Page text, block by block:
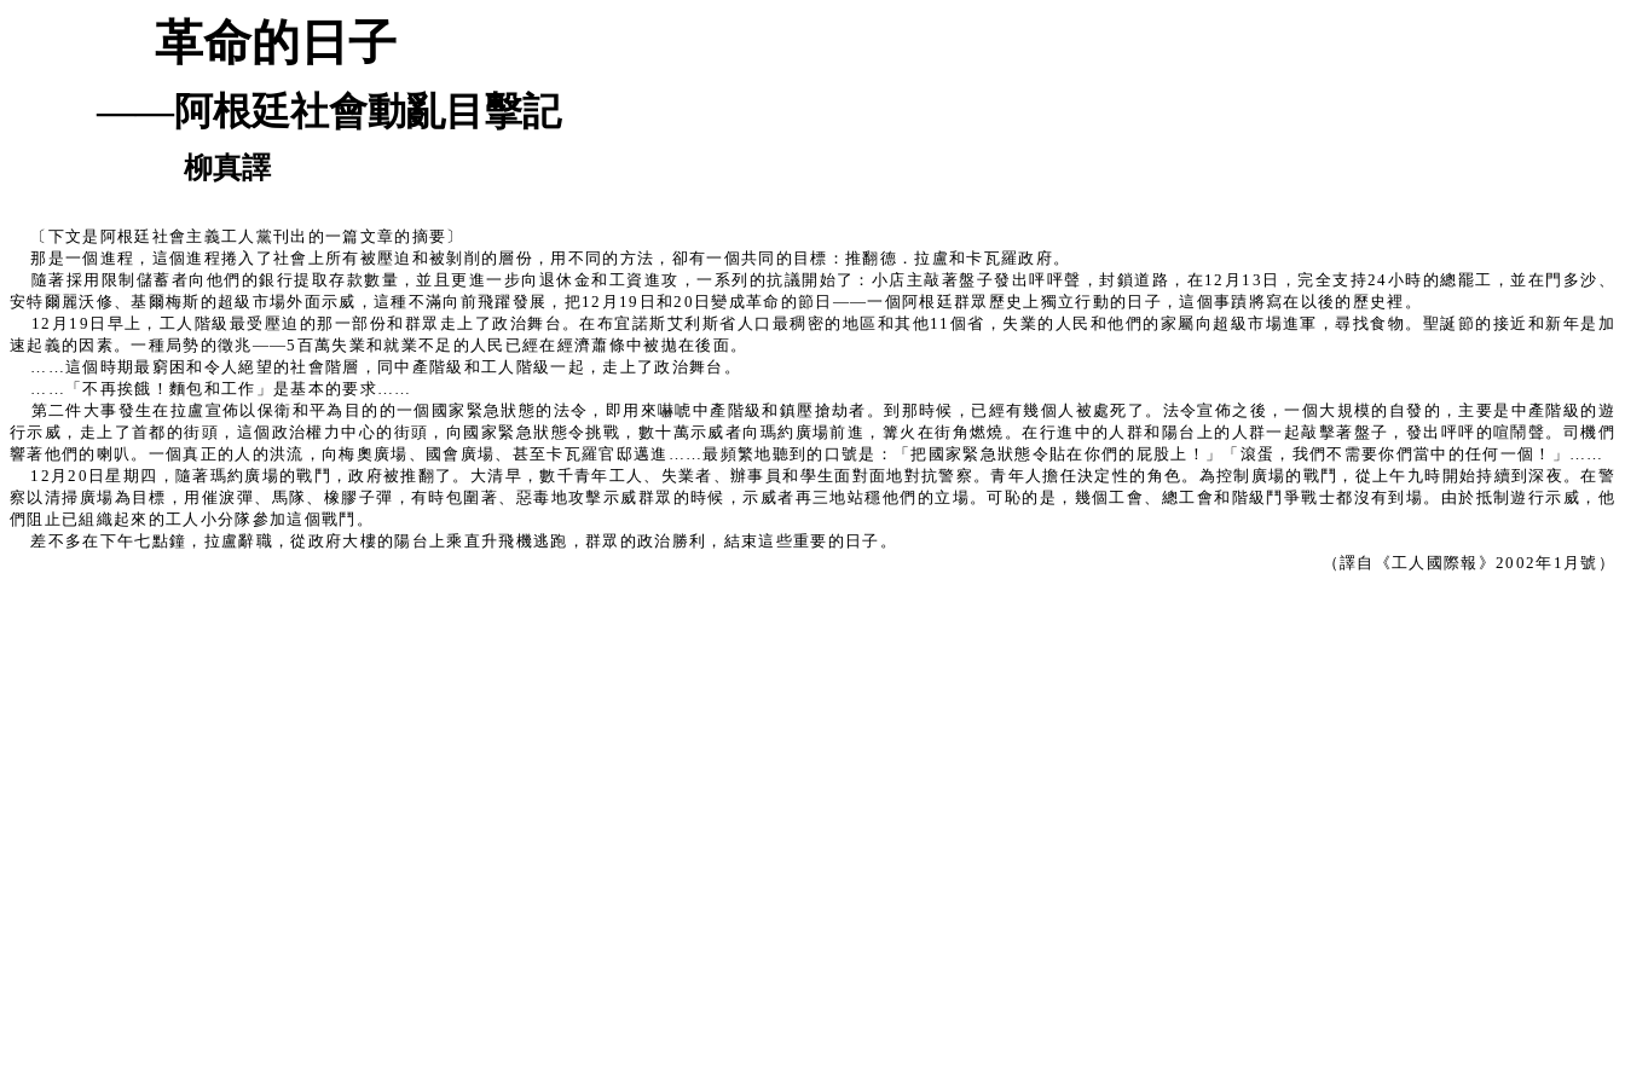
革命的日子
——阿根廷社會動亂目擊記
柳真譯
〔下文是阿根廷社會主義工人黨刊出的一篇文章的摘要〕
那是一個進程，這個進程捲入了社會上所有被壓迫和被剝削的層份，用不同的方法，卻有一個共同的目標：推翻德．拉盧和卡瓦羅政府。
隨著採用限制儲蓄者向他們的銀行提取存款數量，並且更進一步向退休金和工資進攻，一系列的抗議開始了：小店主敲著盤子發出呯呯聲，封鎖道路，在12月13日，完全支持24小時的總罷工，並在門多沙、
安特爾麗沃修、基爾梅斯的超級市場外面示威，這種不滿向前飛躍發展，把12月19日和20日變成革命的節日——一個阿根廷群眾歷史上獨立行動的日子，這個事蹟將寫在以後的歷史裡。
12月19日早上，工人階級最受壓迫的那一部份和群眾走上了政治舞台。在布宜諾斯艾利斯省人口最稠密的地區和其他11個省，失業的人民和他們的家屬向超級市場進軍，尋找食物。聖誕節的接近和新年是加
速起義的因素。一種局勢的徵兆——5百萬失業和就業不足的人民已經在經濟蕭條中被拋在後面。
……這個時期最窮困和令人絕望的社會階層，同中產階級和工人階級一起，走上了政治舞台。
……「不再挨餓！麵包和工作」是基本的要求……
第二件大事發生在拉盧宣佈以保衛和平為目的的一個國家緊急狀態的法令，即用來嚇唬中產階級和鎮壓搶劫者。到那時候，已經有幾個人被處死了。法令宣佈之後，一個大規模的自發的，主要是中產階級的遊
行示威，走上了首都的街頭，這個政治權力中心的街頭，向國家緊急狀態令挑戰，數十萬示威者向瑪約廣場前進，篝火在街角燃燒。在行進中的人群和陽台上的人群一起敲擊著盤子，發出呯呯的喧鬧聲。司機們
響著他們的喇叭。一個真正的人的洪流，向梅奧廣場、國會廣場、甚至卡瓦羅官邸邁進……最頻繁地聽到的口號是：「把國家緊急狀態令貼在你們的屁股上！」「滾蛋，我們不需要你們當中的任何一個！」……
12月20日星期四，隨著瑪約廣場的戰鬥，政府被推翻了。大清早，數千青年工人、失業者、辦事員和學生面對面地對抗警察。青年人擔任決定性的角色。為控制廣場的戰鬥，從上午九時開始持續到深夜。在警
察以清掃廣場為目標，用催淚彈、馬隊、橡膠子彈，有時包圍著、惡毒地攻擊示威群眾的時候，示威者再三地站穩他們的立場。可恥的是，幾個工會、總工會和階級鬥爭戰士都沒有到場。由於抵制遊行示威，他
們阻止已組織起來的工人小分隊參加這個戰鬥。
差不多在下午七點鐘，拉盧辭職，從政府大樓的陽台上乘直升飛機逃跑，群眾的政治勝利，結束這些重要的日子。
（譯自《工人國際報》2002年1月號）